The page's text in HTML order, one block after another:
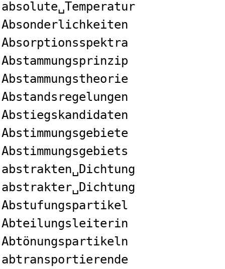
absolute␣Temperatur
Absonderlichkeiten
Absorptionsspektra
Abstammungsprinzip
Abstammungstheorie
Abstandsregelungen
Abstiegskandidaten
Abstimmungsgebiete
Abstimmungsgebiets
abstrakten␣Dichtung
abstrakter␣Dichtung
Abstufungspartikel
Abteilungsleiterin
Abtönungspartikeln
abtransportierende